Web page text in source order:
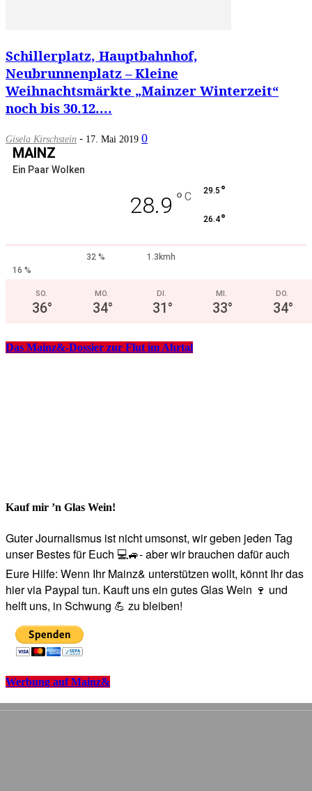
Schillerplatz, Hauptbahnhof,
Neubrunnenplatz – Kleine
Weihnachtsmärkte „Mainzer Winterzeit“
noch bis 30.12....
Gisela Kirschstein - 17. Mai 2019 0
MAINZ
Ein Paar Wolken
28.9 ° C 29.5 °
26.4°
32 %
1.3kmh
16 %
SO.
36°
MO.
34°
DI.
31°
MI.
33°
DO.
34°
Das Mainz&-Dossier zur Flut im Ahrtal
Kauf mir ’n Glas Wein!
Guter Journalismus ist nicht umsonst, wir geben jeden Tag
unser Bestes für Euch 💻🚙- aber wir brauchen dafür auch
Eure Hilfe: Wenn Ihr Mainz& unterstützen wollt, könnt Ihr das
hier via Paypal tun. Kauft uns ein gutes Glas Wein 🍷 und
helft uns, in Schwung 💪 zu bleiben!
Werbung auf Mainz&